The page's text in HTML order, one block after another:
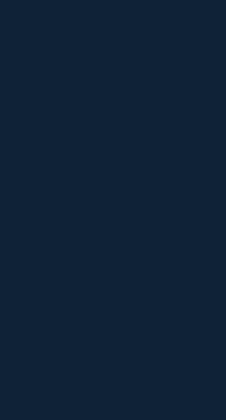
Giang, Hải Dương, Hải
Hà Nam, Thái Nguyên,
La, Vĩnh Phúc, Hòa Bình,
Về Két sắt Kassler
GOLD có chữa cháy
LS7-GOLD là két sắt chữa
lớp bột + bê tông chữa
khối, giúp bảo vệ tài
ra hoả hoạn.